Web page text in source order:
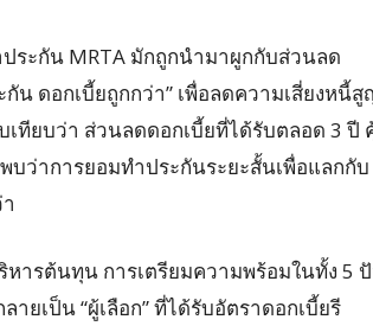
ระกัน MRTA มักถูกนำมาผูกกับส่วนลด
น ดอกเบี้ยถูกกว่า” เพื่อลดความเสี่ยงหนี้
ทียบว่า ส่วนลดดอกเบี้ยที่ได้รับตลอด 3 ปี
บว่าการยอมทำประกันระยะสั้นเพื่อแลกกับ
ารต้นทุน การเตรียมความพร้อมในทั้ง 5
ยเป็น “ผู้เลือก” ที่ได้รับอัตราดอกเบี้ยรี